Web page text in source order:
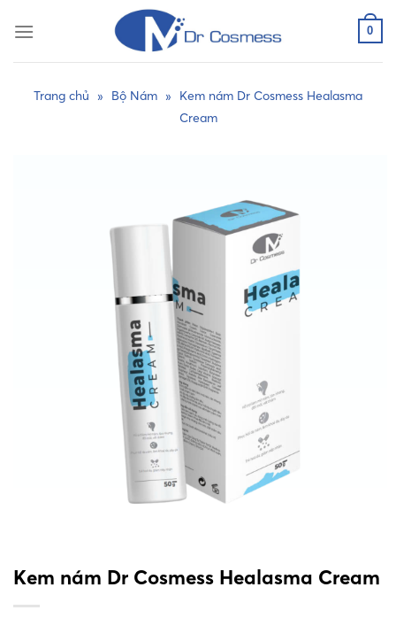
0
Trang chủ » Bộ Nám »
Kem nám Dr Cosmess Healasma
Cream
Kem nám Dr Cosmess Healasma Cream